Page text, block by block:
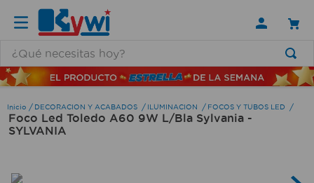
DECORACION Y ACABADOS ILUMINACION FOCOS Y TUBOS LED
Foco Led Toledo A60 9W L/Bla Sylvania -
SYLVANIA
TÉRMINOS MÁS BUSCADOS
1 .
lamparas
2.
ducha
4.